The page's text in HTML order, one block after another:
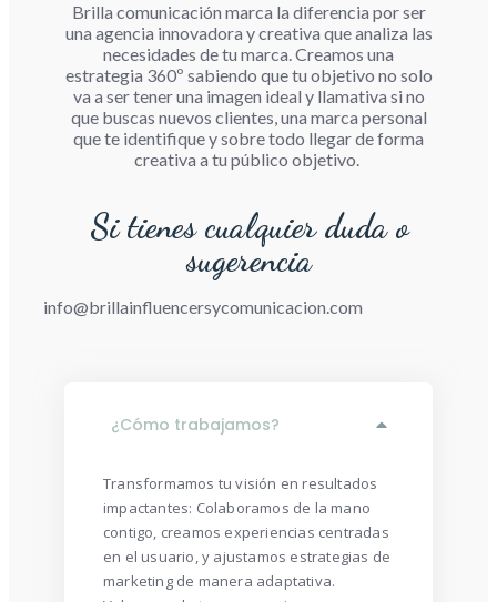
Brilla comunicación marca la diferencia por ser
una agencia innovadora y creativa que analiza las
necesidades de tu marca. Creamos una
estrategia 360º sabiendo que tu objetivo no solo
va a ser tener una imagen ideal y llamativa si no
que buscas nuevos clientes, una marca personal
que te identifique y sobre todo llegar de forma
creativa a tu público objetivo.
Si tienes cualquier duda o
sugerencia
info@brillainfluencersycomunicacion.com
¿Cómo trabajamos?
Transformamos tu visión en resultados
impactantes: Colaboramos de la mano
contigo, creamos experiencias centradas
en el usuario, y ajustamos estrategias de
marketing de manera adaptativa.